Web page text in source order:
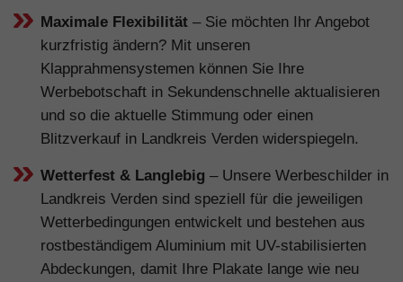
Maximale Flexibilität – Sie möchten Ihr Angebot
kurzfristig ändern? Mit unseren
Klapprahmensystemen können Sie Ihre
Werbebotschaft in Sekundenschnelle aktualisieren
und so die aktuelle Stimmung oder einen
Blitzverkauf in Landkreis Verden widerspiegeln.
Wetterfest & Langlebig – Unsere Werbeschilder in
Landkreis Verden sind speziell für die jeweiligen
Wetterbedingungen entwickelt und bestehen aus
rostbeständigem Aluminium mit UV-stabilisierten
Abdeckungen, damit Ihre Plakate lange wie neu